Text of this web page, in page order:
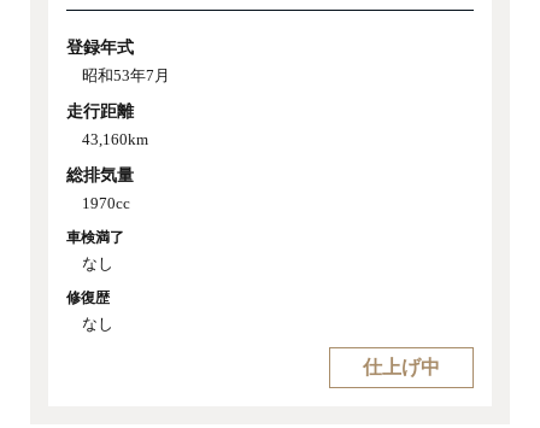
登録年式
昭和53年7月
走行距離
43,160km
総排気量
1970cc
車検満了
なし
修復歴
なし
仕上げ中